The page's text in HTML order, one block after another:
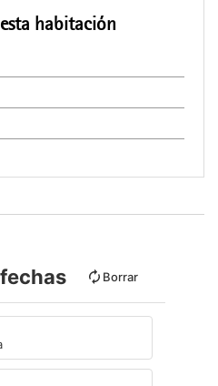
habitación
Borrar